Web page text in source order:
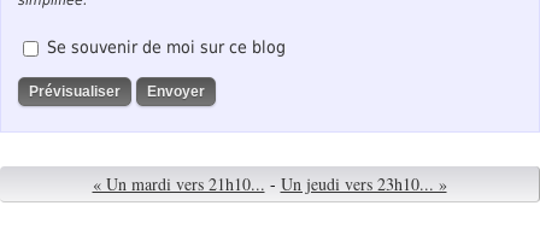
Se souvenir de moi sur ce blog
« Un mardi vers 21h10... - Un jeudi vers 23h10... »